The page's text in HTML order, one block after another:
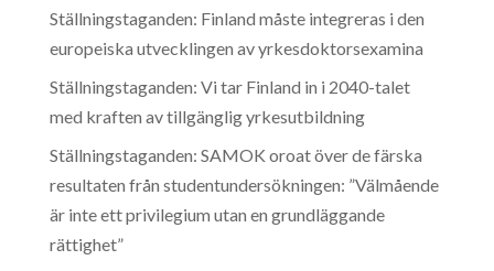
Ställningstaganden: Finland måste integreras i den
europeiska utvecklingen av yrkesdoktorsexamina
Ställningstaganden: Vi tar Finland in i 2040-talet
med kraften av tillgänglig yrkesutbildning
Ställningstaganden: SAMOK oroat över de färska
resultaten från studentundersökningen: ”Välmående
är inte ett privilegium utan en grundläggande
rättighet”